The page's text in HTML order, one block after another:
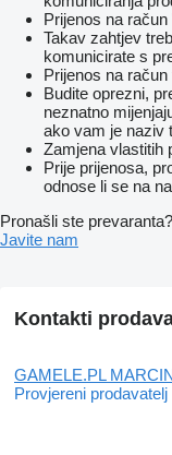
Prijenos na
Takav zahtjev
komunicirate s
Prijenos na
Budite oprezni,
neznatno
ako vam je naziv
Zamjena vlastitih
Prije prijenosa,
odnose li se na
Pronašli ste prevaranta?
Javite nam
Kontakti
GAMELE.PL
Provjereni prodavatelj